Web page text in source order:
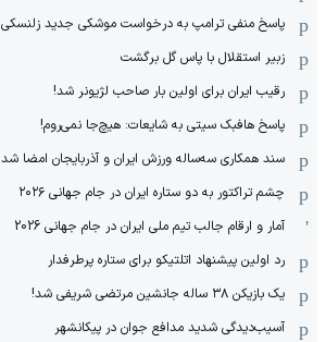
پاسخ منفی ترامپ به درخواست موشکی جدید زلنسکی
زبیر استقلال با پاس گل برگشت
رقیب ایران برای اولین بار صاحب لژیونر شد!
پاسخ هافبک سیتی به شایعات: هیچ‌جا نمی‌روم!
سند همکاری سه‌ساله‌ ‌ورزش ایران و آذربایجان امضا شد
چشم تراکتور به دو ستاره ایران در جام جهانی ۲۰۲۶
آمار و ارقام جالب تیم ملی ایران در جام جهانی 2026
رد اولین پیشنهاد اتلتیکو برای ستاره پرطرفدار
یک بازیکن ۳۸ ساله جانشین مرتضی شریفی شد!
آسیب‌دیدگی شدید مدافع جوان در پیکانشهر